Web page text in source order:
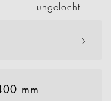
ungelocht
mm